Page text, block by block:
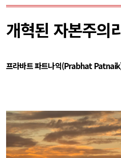
개혁된 자본주의
프라바트 파트나익(Prabhat